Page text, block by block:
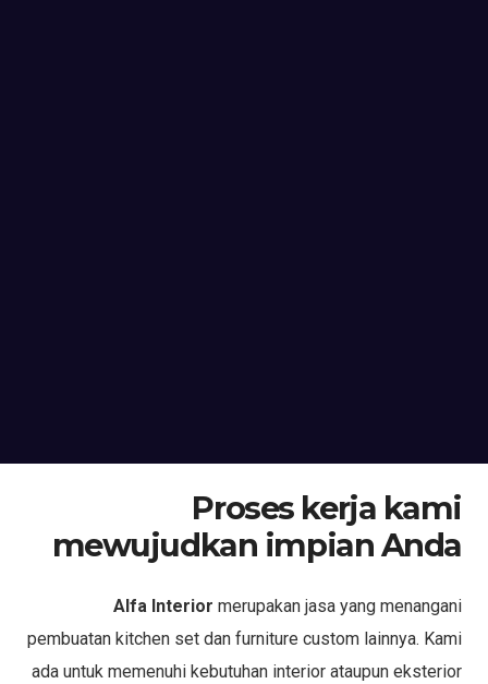
Proses kerja kami
mewujudkan impian Anda
Alfa Interior merupakan jasa yang menangani
pembuatan kitchen set dan furniture custom lainnya. Kami
ada untuk memenuhi kebutuhan interior ataupun eksterior